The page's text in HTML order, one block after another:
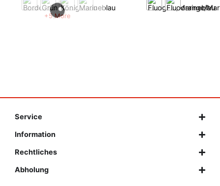
+5 More
Service
Information
Rechtliches
Abholung